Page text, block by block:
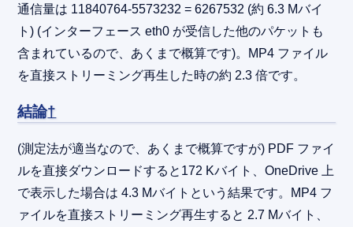
通信量は 11840764-5573232 = 6267532 (約 6.3 Mバイ
ト) (インターフェース eth0 が受信した他のパケットも
含まれているので、あくまで概算です)。MP4 ファイル
を直接ストリーミング再生した時の約 2.3 倍です。
結論†
(測定法が適当なので、あくまで概算ですが) PDF ファイ
ルを直接ダウンロードすると172 Kバイト、OneDrive 上
で表示した場合は 4.3 Mバイトという結果です。MP4 フ
ァイルを直接ストリーミング再生すると 2.7 Mバイト、